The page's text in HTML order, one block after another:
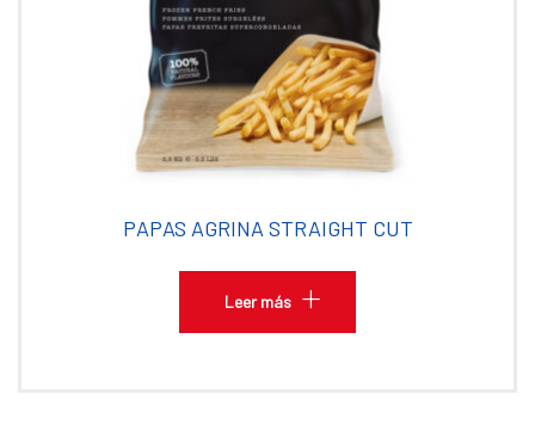
PAPAS AGRINA STRAIGHT CUT
Leer más